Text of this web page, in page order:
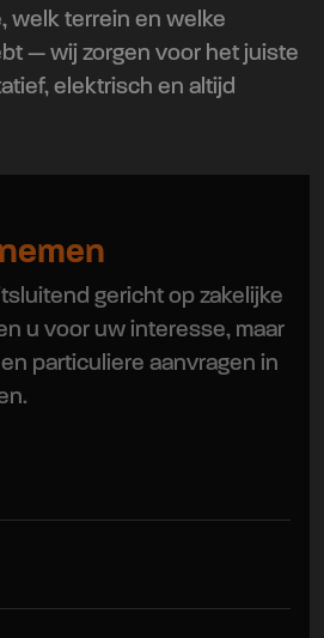
welk terrein en welke
— wij zorgen voor het juiste
elektrisch en altijd
gericht op zakelijke
u voor uw interesse, maar
particuliere aanvragen in